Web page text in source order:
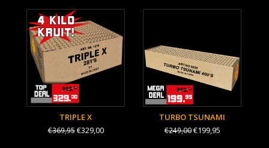
TRIPLE X
€369,95€329,00
TURBO TSUNAMI
€249,00€199,95